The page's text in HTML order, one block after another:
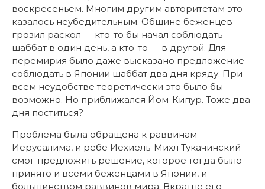
воскресеньем. Многим другим авторитетам это
казалось неубедительным. Общине беженцев
грозил раскол — кто-то бы начал соблюдать
шаббат в один день, а кто-то — в другой. Для
перемирия было даже высказано предложение
соблюдать в Японии шаббат два дня кряду. При
всем неудобстве теоретически это было бы
возможно. Но приближался Йом-Кипур. Тоже два
дня поститься?
Проблема была обращена к раввинам
Иерусалима, и ребе Иехиель-Михл Тукачинский
смог предложить решение, которое тогда было
принято и всеми беженцами в Японии, и
большинством раввинов мира. Вкратце его